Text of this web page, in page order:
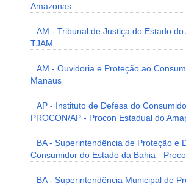
Amazonas
AM - Tribunal de Justiça do Estado do
TJAM
AM - Ouvidoria e Proteção ao
Manaus
AP - Instituto de Defesa do
PROCON/AP - Procon Estadual do
BA - Superintendência de Proteção e
Consumidor do Estado da Bahia -
BA - Superintendência Municipal de